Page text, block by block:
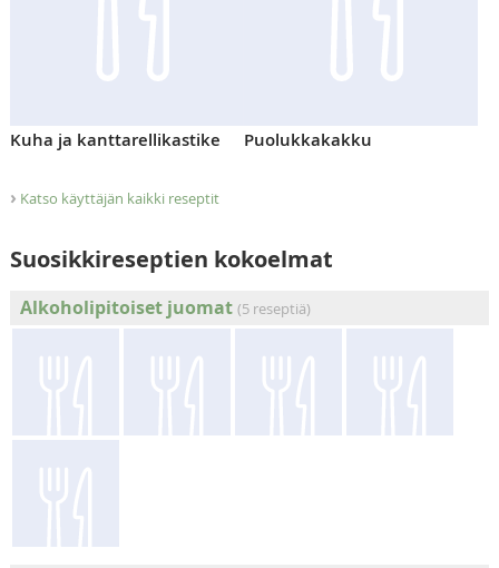
Kuha ja kanttarellikastike Puolukkakakku
› Katso käyttäjän kaikki reseptit
Suosikkireseptien kokoelmat
Alkoholipitoiset juomat (5 reseptiä)